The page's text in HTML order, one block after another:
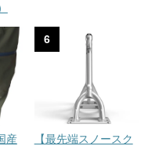
産
6
【最先端スノースク